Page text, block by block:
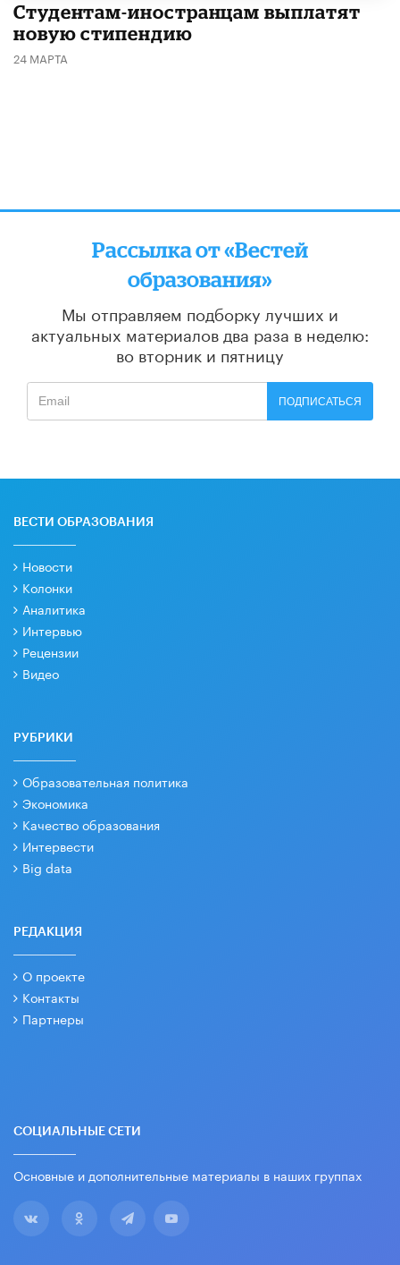
Студентам-иностранцам выплатят
новую стипендию
24 МАРТА
Рассылка от «Вестей
образования»
Мы отправляем подборку лучших и
актуальных материалов два раза в неделю:
во вторник и пятницу
ПОДПИСАТЬСЯ
ВЕСТИ ОБРАЗОВАНИЯ
Новости
Колонки
Аналитика
Интервью
Рецензии
Видео
РУБРИКИ
Образовательная политика
Экономика
Качество образования
Интервести
Big data
РЕДАКЦИЯ
О проекте
Контакты
Партнеры
СОЦИАЛЬНЫЕ СЕТИ
Основные и дополнительные материалы в наших группах